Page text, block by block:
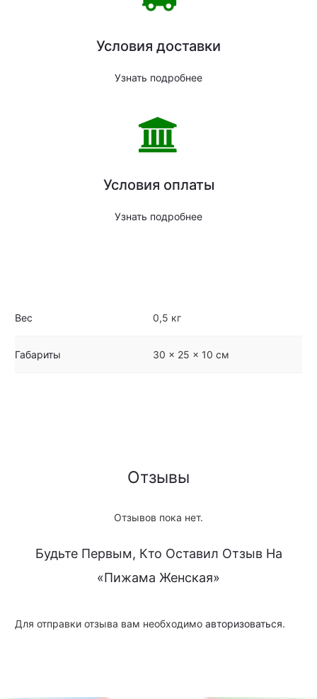
Условия доставки
Узнать подробнее
Условия оплаты
Узнать подробнее
Вес 0,5 кг
Габариты 30 × 25 × 10 см
Отзывы
Отзывов пока нет.
Будьте Первым, Кто Оставил Отзыв На
«Пижама Женская»
Для отправки отзыва вам необходимо авторизоваться.